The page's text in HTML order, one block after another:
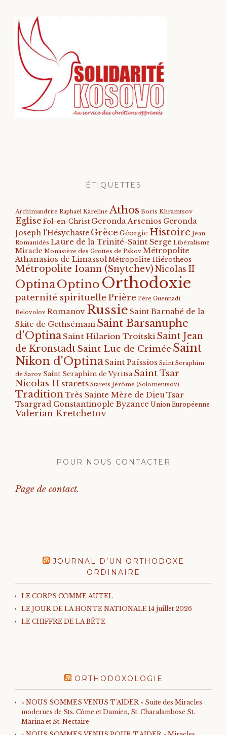
ÉTIQUETTES
Archimandrite Raphaël Kareline Athos Boris Khramtsov
Eglise Fol-en-Christ Geronda Arsenios Geronda
Joseph l'Hésychaste Grèce Géorgie Histoire Jean
Romanidès Laure de la Trinité-Saint Serge Libéralisme
Miracle Monastère des Grottes de Pskov Métropolite
Athanasios de Limassol Métropolite Hiérotheos
Métropolite Ioann (Snytchev) Nicolas II
OptinaOptino Orthodoxie
paternité spirituelle Prière Père Guennadi
Belovolov Romanov Russie Saint Barnabé de la
Skite de Gethsémani Saint Barsanuphe
d'OptinaSaint Hilarion Troitski Saint Jean
de KronstadtSaint Luc de Crimée Saint
Nikon d'OptinaSaint Païssios Saint Seraphim
de Sarov Saint Seraphim de Vyritsa Saint Tsar
Nicolas II starets Starets Jérôme (Solomentsov)
TraditionTrès Sainte Mère de DieuTsar
Tsargrad Constantinople Byzance Union Européenne
Valerian Kretchetov
POUR NOUS CONTACTER
Page de contact.
JOURNAL D’UN ORTHODOXE
ORDINAIRE
LE CORPS COMME AUTEL
LE JOUR DE LA HONTE NATIONALE 14 juillet 2026
LE CHIFFRE DE LA BÊTE
ORTHODOXOLOGIE
« NOUS SOMMES VENUS T'AIDER » Suite des Miracles
modernes de Sts. Côme et Damien, St. Charalambose St.
Marina et St. Nectaire